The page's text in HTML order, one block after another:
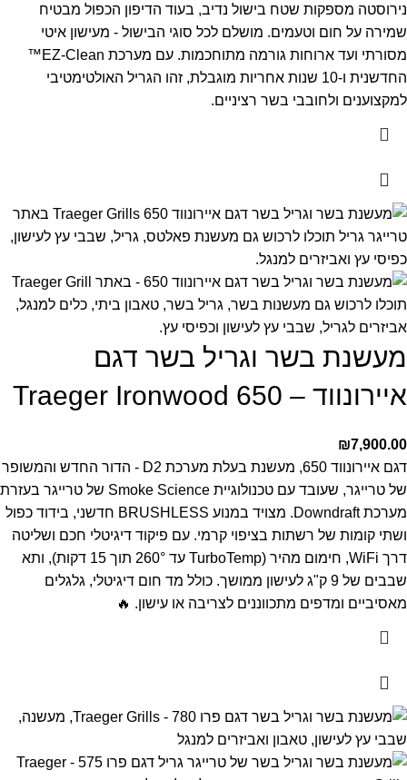
נירוסטה מספקות שטח בישול נדיב, בעוד הדיפון הכפול מבטיח
שמירה על חום וטעמים. מושלם לכל סוגי הבישול - מעישון איטי
מסורתי ועד ארוחות גורמה מתוחכמות. עם מערכת EZ-Clean™
החדשנית ו-10 שנות אחריות מוגבלת, זהו הגריל האולטימטיבי
למקצוענים ולחובבי בשר רציניים.
מעשנת בשר וגריל בשר דגם
איירונווד – Traeger Ironwood 650
₪7,900.00
דגם איירונווד 650, מעשנת בעלת מערכת D2 - הדור החדש והמשופר
של טרייגר, שעובד עם טכנולוגיית Smoke Science של טרייגר בעזרת
מערכת Downdraft.
מצויד במנוע BRUSHLESS חדשני, בידוד כפול
ושתי קומות של רשתות בציפוי קרמי. עם פיקוד דיגיטלי חכם ושליטה
דרך WiFi, חימום מהיר (TurboTemp עד 260° תוך 15 דקות), ותא
שבבים של 9 ק"ג לעישון ממושך. כולל מד חום דיגיטלי, גלגלים
מאסיביים ומדפים מתכווננים לצריבה או עישון. 🔥